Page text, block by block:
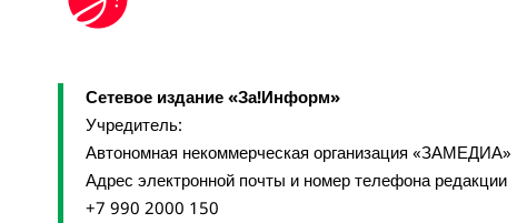
Сетевое издание «За!Информ»
Учредитель:
Автономная некоммерческая организация «ЗАМЕДИА»
Адрес электронной почты и номер телефона редакции
+7 990 2000 150